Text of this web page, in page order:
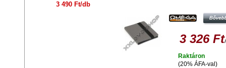
3 490 Ft/db
3 326 Ft
(20% ÁFA-val)
Raktáron